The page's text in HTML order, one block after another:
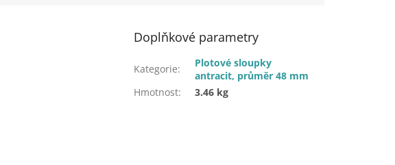
Doplňkové parametry
Kategorie:
Plotové sloupky
antracit, průměr 48 mm
Hmotnost: 3.46 kg